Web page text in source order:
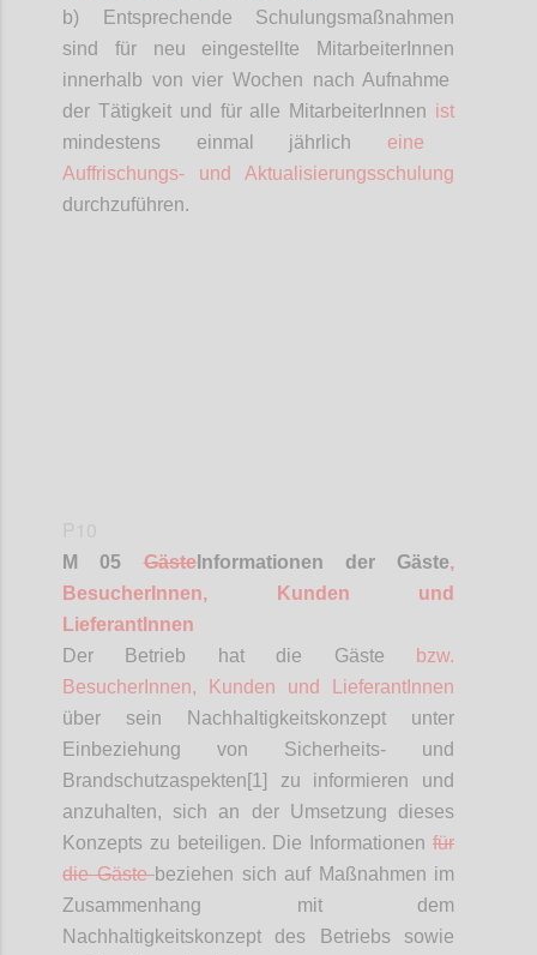
b) Entsprechende Schulungsmaßnahmen
sind für neu eingestellte
MitarbeiterInnen
innerhalb von vier Wochen nach Aufnahme
der Tätigkeit und für alle MitarbeiterInnen ist
mindestens einmal jährlich eine
Auffrischungs- und Aktualisierungsschulung
durchzuführen.
M 05GästeInformationen der Gäste,
BesucherInnen, Kunden und
LieferantInnen
Der Betrieb hat die Gäste
bzw.
BesucherInnen, Kunden und
LieferantInnen
über sein Nachhaltigkeitskonzept unter
Einbeziehung von Sicherheits- und
Brandschutzaspekten[1] zu informieren und
anzuhalten, sich an der Umsetzung dieses
Konzepts zu beteiligen. Die Informationen für
die Gästebeziehen sich auf Maßnahmen im
Zusammenhang mit dem
Nachhaltigkeitskonzept des Betriebs sowie